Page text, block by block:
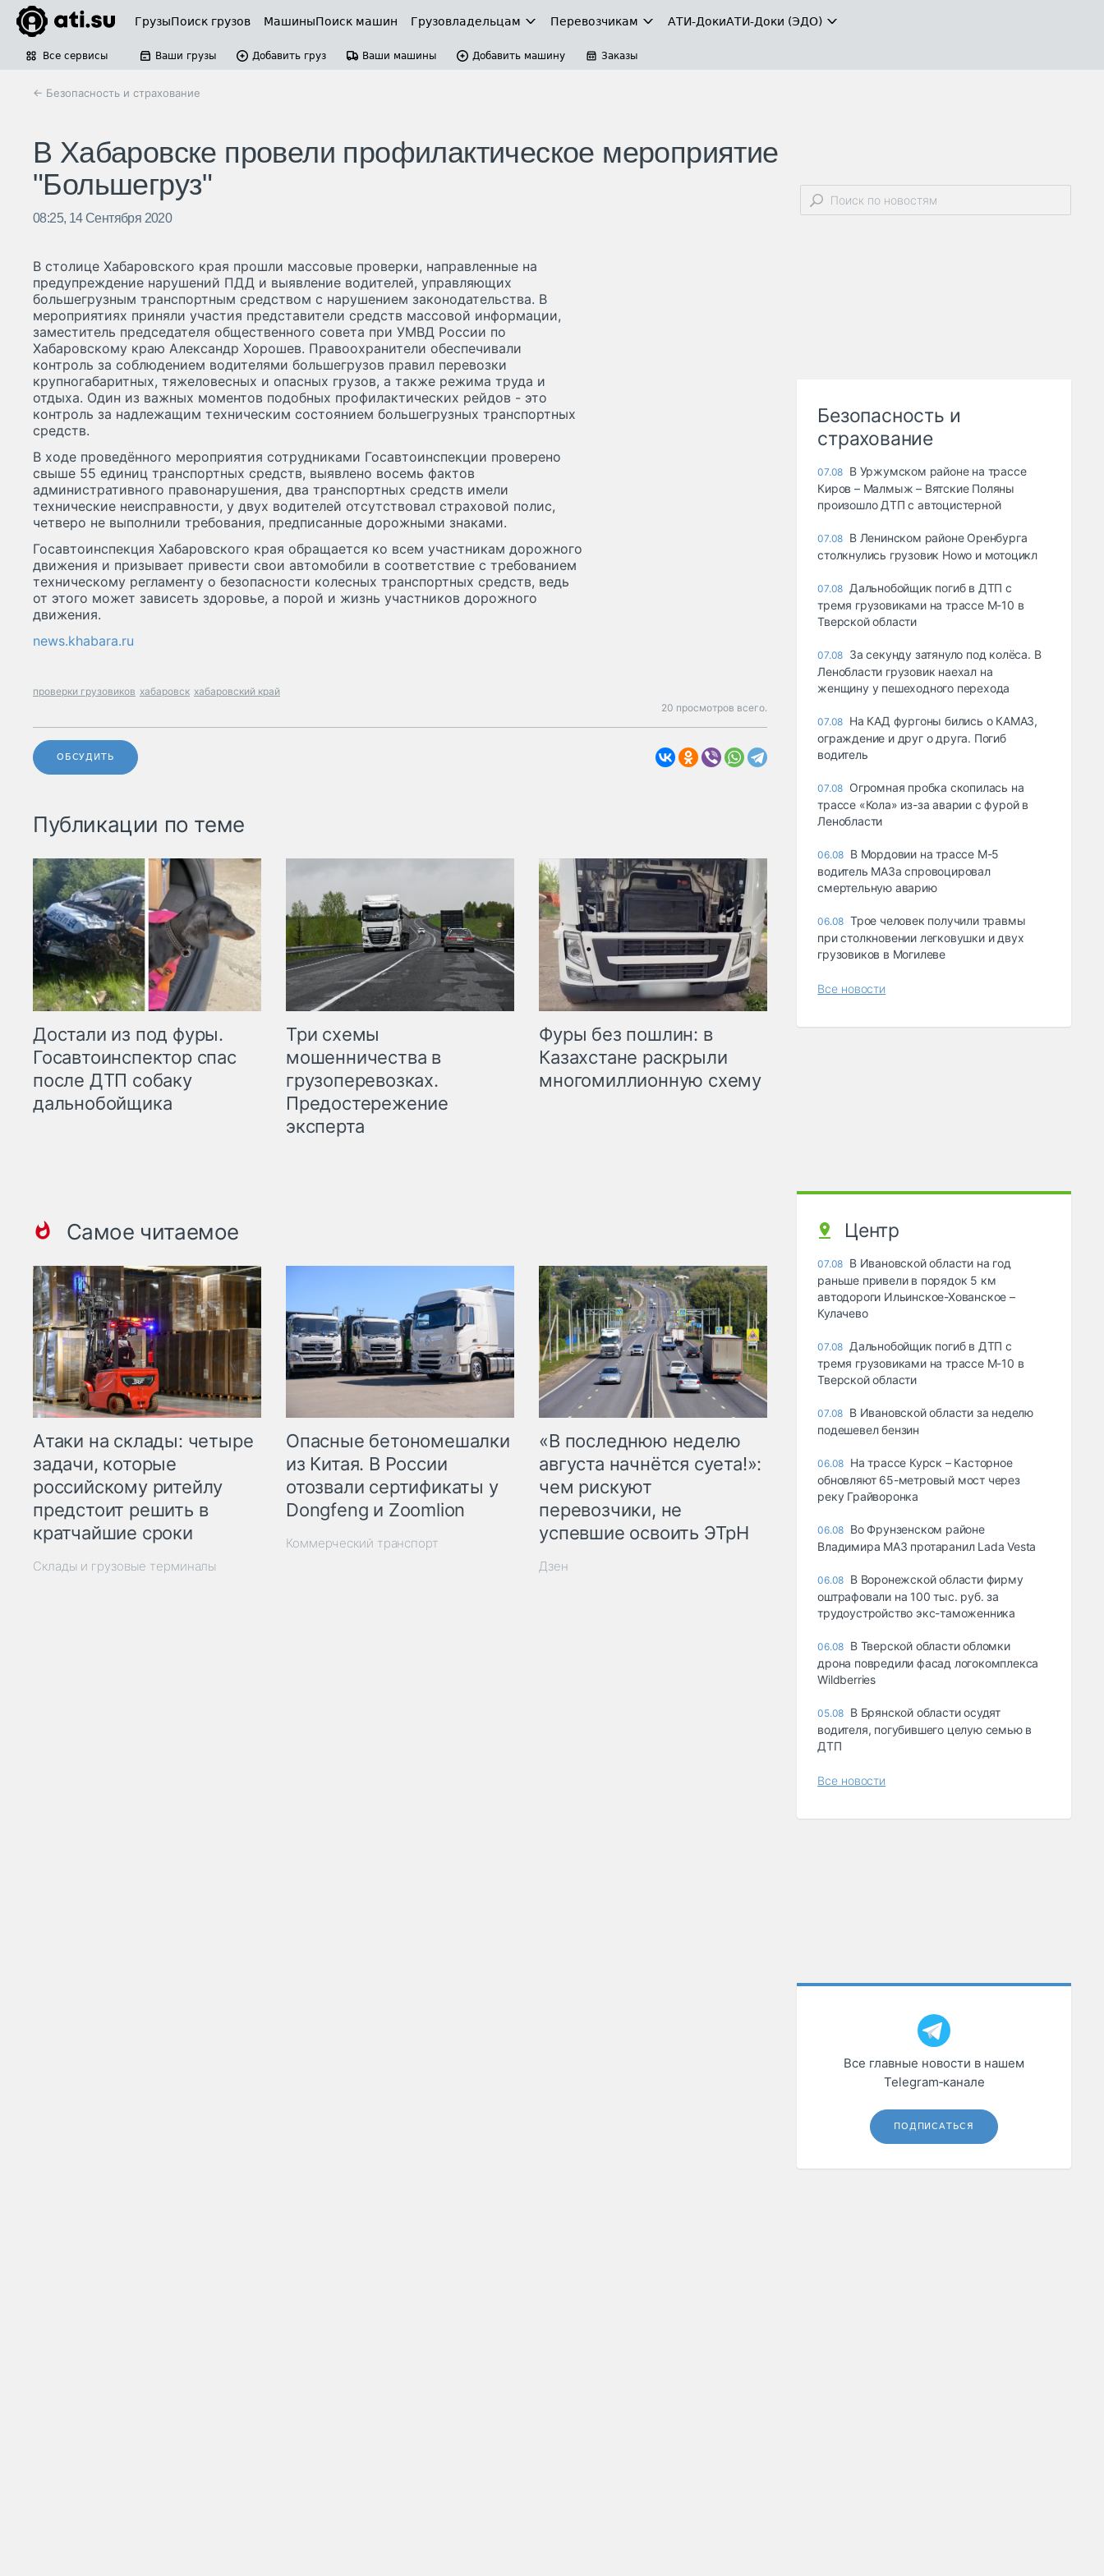
ГрузыПоиск грузов МашиныПоиск машин Грузовладельцам Перевозчикам АТИ-ДокиАТИ-Доки (ЭДО)
Все сервисы Ваши грузы Добавить груз Ваши машины Добавить машину Заказы
← Безопасность и страхование
В Хабаровске провели профилактическое мероприятие
"Большегруз"
08:25, 14 Сентября 2020
В столице Хабаровского края прошли массовые проверки, направленные на
предупреждение нарушений ПДД и выявление водителей, управляющих
большегрузным транспортным средством с нарушением законодательства. В
мероприятиях приняли участия представители средств массовой информации,
заместитель председателя общественного совета при УМВД России по
Хабаровскому краю Александр Хорошев. Правоохранители обеспечивали
контроль за соблюдением водителями большегрузов правил перевозки
крупногабаритных, тяжеловесных и опасных грузов, а также режима труда и
отдыха. Один из важных моментов подобных профилактических рейдов - это
контроль за надлежащим техническим состоянием большегрузных транспортных
средств.
В ходе проведённого мероприятия сотрудниками Госавтоинспекции проверено
свыше 55 единиц транспортных средств, выявлено восемь фактов
административного правонарушения, два транспортных средств имели
технические неисправности, у двух водителей отсутствовал страховой полис,
четверо не выполнили требования, предписанные дорожными знаками.
Госавтоинспекция Хабаровского края обращается ко всем участникам дорожного
движения и призывает привести свои автомобили в соответствие с требованием
техническому регламенту о безопасности колесных транспортных средств, ведь
от этого может зависеть здоровье, а порой и жизнь участников дорожного
движения.
news.khabara.ru
проверки грузовиков хабаровск хабаровский край
20 просмотров всего.
ОБСУДИТЬ
Публикации по теме
Достали из под фуры.
Госавтоинспектор спас
после ДТП собаку
дальнобойщика
Три схемы
мошенничества в
грузоперевозках.
Предостережение
эксперта
Фуры без пошлин: в
Казахстане раскрыли
многомиллионную схему
Самое читаемое
Атаки на склады: четыре
задачи, которые
российскому ритейлу
предстоит решить в
кратчайшие сроки
Склады и грузовые терминалы
Опасные бетономешалки
из Китая. В России
отозвали сертификаты у
Dongfeng и Zoomlion
Коммерческий транспорт
«В последнюю неделю
августа начнётся суета!»:
чем рискуют
перевозчики, не
успевшие освоить ЭТрН
Дзен
Безопасность и
страхование
07.08 В Уржумском районе на трассе
Киров – Малмыж – Вятские Поляны
произошло ДТП с автоцистерной
07.08 В Ленинском районе Оренбурга
столкнулись грузовик Howo и мотоцикл
07.08 Дальнобойщик погиб в ДТП с
тремя грузовиками на трассе М-10 в
Тверской области
07.08 За секунду затянуло под колёса. В
Ленобласти грузовик наехал на
женщину у пешеходного перехода
07.08 На КАД фургоны бились о КАМАЗ,
ограждение и друг о друга. Погиб
водитель
07.08 Огромная пробка скопилась на
трассе «Кола» из-за аварии с фурой в
Ленобласти
06.08 В Мордовии на трассе М-5
водитель МАЗа спровоцировал
смертельную аварию
06.08 Трое человек получили травмы
при столкновении легковушки и двух
грузовиков в Могилеве
Все новости
Центр
07.08 В Ивановской области на год
раньше привели в порядок 5 км
автодороги Ильинское-Хованское –
Кулачево
07.08 Дальнобойщик погиб в ДТП с
тремя грузовиками на трассе М-10 в
Тверской области
07.08 В Ивановской области за неделю
подешевел бензин
06.08 На трассе Курск – Касторное
обновляют 65-метровый мост через
реку Грайворонка
06.08 Во Фрунзенском районе
Владимира МАЗ протаранил Lada Vesta
06.08 В Воронежской области фирму
оштрафовали на 100 тыс. руб. за
трудоустройство экс-таможенника
06.08 В Тверской области обломки
дрона повредили фасад логокомплекса
Wildberries
05.08 В Брянской области осудят
водителя, погубившего целую семью в
ДТП
Все новости
Все главные новости в нашем
Telegram‑канале
ПОДПИСАТЬСЯ